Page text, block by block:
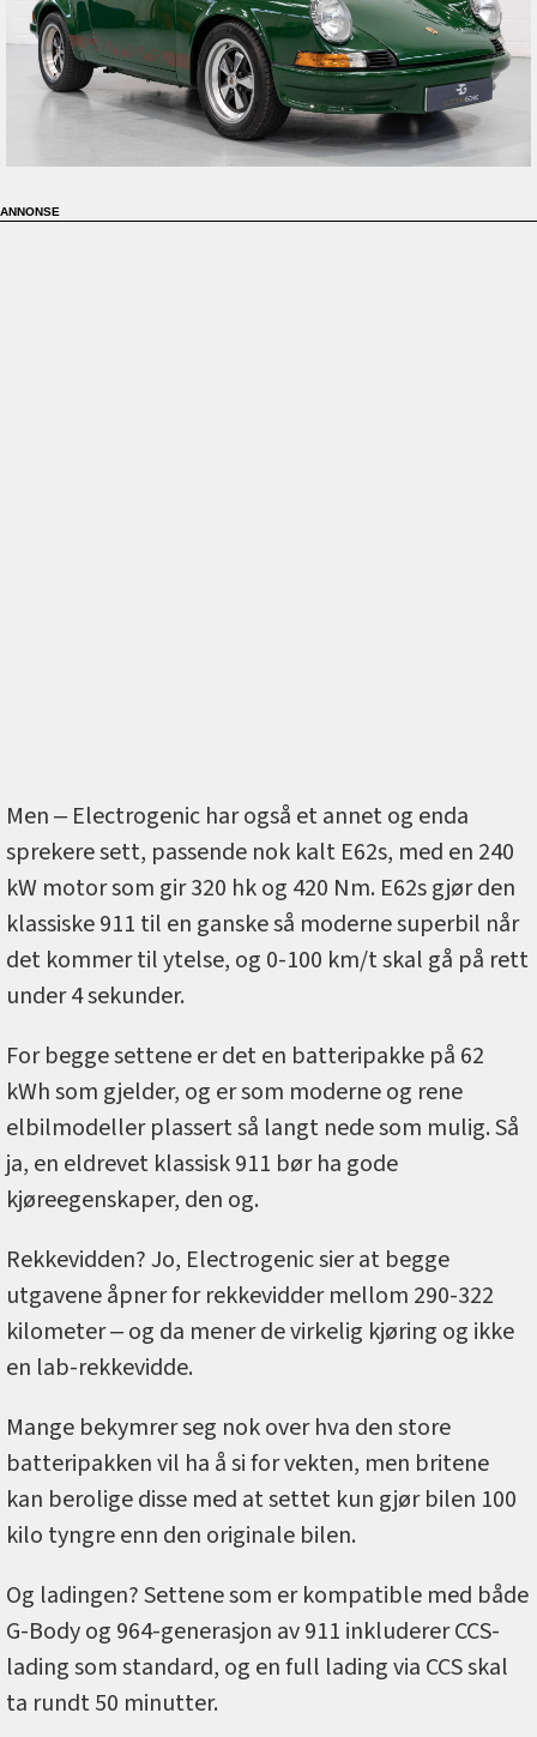
Men ‒ Electrogenic har også et annet og enda
sprekere sett, passende nok kalt E62s, med en 240
kW motor som gir 320 hk og 420 Nm. E62s gjør den
klassiske 911 til en ganske så moderne superbil når
det kommer til ytelse, og 0-100 km/t skal gå på rett
under 4 sekunder.
For begge settene er det en batteripakke på 62
kWh som gjelder, og er som moderne og rene
elbilmodeller plassert så langt nede som mulig. Så
ja, en eldrevet klassisk 911 bør ha gode
kjøreegenskaper, den og.
Rekkevidden? Jo, Electrogenic sier at begge
utgavene åpner for rekkevidder mellom 290-322
kilometer ‒ og da mener de virkelig kjøring og ikke
en lab-rekkevidde.
Mange bekymrer seg nok over hva den store
batteripakken vil ha å si for vekten, men britene
kan berolige disse med at settet kun gjør bilen 100
kilo tyngre enn den originale bilen.
Og ladingen? Settene som er kompatible med både
G-Body og 964-generasjon av 911 inkluderer CCS-
lading som standard, og en full lading via CCS skal
ta rundt 50 minutter.